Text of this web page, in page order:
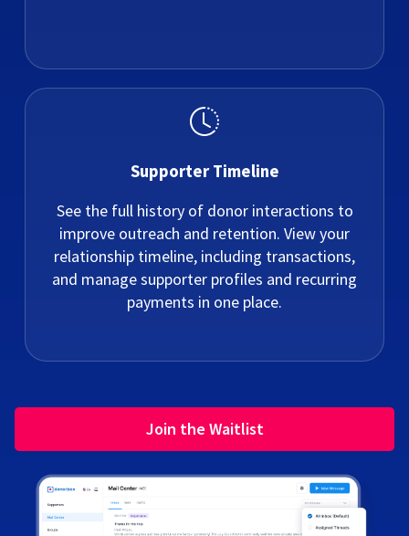
Supporter Timeline
See the full history of donor interactions to
improve outreach and retention. View your
relationship timeline, including transactions,
and manage supporter profiles and recurring
payments in one place.
Join the Waitlist